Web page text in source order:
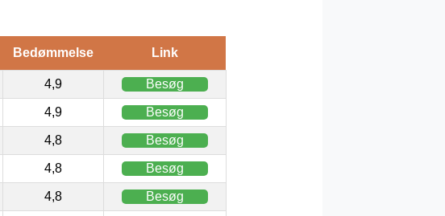
Bedømmelse Link
4,9 Besøg
4,9 Besøg
4,8 Besøg
4,8 Besøg
4,8 Besøg